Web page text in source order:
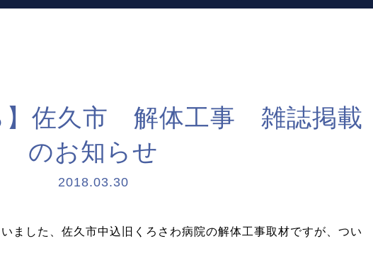
】佐久市 解体工事 雑誌掲載
のお知らせ
2018.03.30
ました、佐久市中込旧くろさわ病院の解体工事取材ですが、つい